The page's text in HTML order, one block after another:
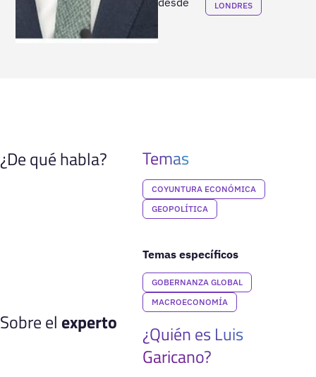
LONDRES
¿De qué habla? Temas
COYUNTURA ECONÓMICA
GEOPOLÍTICA
Temas específicos
GOBERNANZA GLOBAL
MACROECONOMÍA
Sobre el experto
¿Quién es Luis
Garicano?